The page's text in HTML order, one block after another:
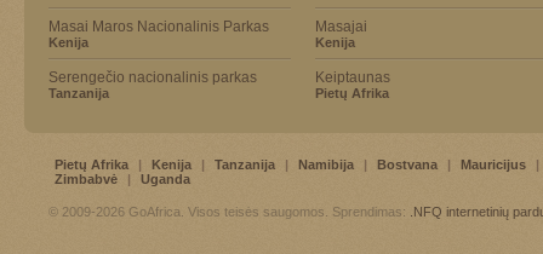
Masai Maros Nacionalinis Parkas
Kenija
Serengečio nacionalinis parkas
Tanzanija
Masajai
Kenija
Keiptaunas
Pietų Afrika
Pietų Afrika | Kenija | Tanzanija | Namibija | Bostvana | Mauricijus
|
Zimbabvė
| Uganda
© 2009-2026 GoAfrica. Visos teisės saugomos. Sprendimas: .NFQ internetinių